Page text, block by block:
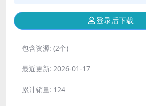
登录后下载
包含资源: (2个)
最近更新: 2026-01-17
累计销量: 124